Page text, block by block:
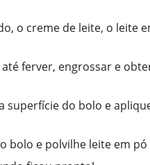
o creme de leite, o leite
ferver, engrossar e
superfície do bolo e
bolo e polvilhe leite em pó